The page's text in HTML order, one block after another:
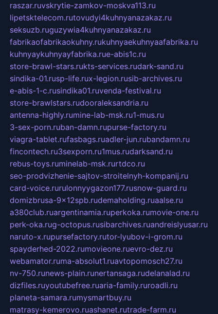
raszar.ruvskrytie-zamkov-moskva113.ru
lipetsktelecom.rutovudyi4kuhnyanazakaz.ru
seksuzb.ruguzywia4kuhnyanazakaz.ru
fabrikaofabrikaokuhny.rukuhnyaekuhnyaafabrika.ru
kuhnyaykuhnyayfabrika.rue-abis1c.ru
store-brawl-stars.rukts-services.rudark-sand.ru
sindika-01.rusp-life.rux-legion.rusib-archives.ru
e-abis-1-c.rusindika01.ruvenda-festival.ru
store-brawlstars.rudooraleksandria.ru
antenna-highly.rumine-lab-msk.ru1-mus.ru
3-sex-porn.ruban-damn.rupurse-factory.ru
viagra-tablet.rufasbags.ruadler-jun.rubandamn.ru
fincontech.ru3sexporn.ru1mus.rudarksand.ru
rebus-toys.ruminelab-msk.rurtdco.ru
seo-prodvizhenie-sajtov-stroitelnyh-kompanij.ru
card-voice.rurulonnyygazon177.rusnow-guard.ru
domizbrusa-9x12spb.rudemaholding.ruaalse.ru
a380club.ruargentinamia.ruperkoka.rumovie-one.ru
perk-oka.rug-octopus.rusibarchives.ruandreislyusar.ru
naruto-x.rupursefactory.rutor-lyubov-i-grom.ru
spayderhed-2022.rumovieone.ruevro-dez.ru
webamator.ruma-absolut1.ruavtopomosch27.ru
nv-750.runews-plain.runertansaga.rudelanalad.ru
dizfiles.ruyoutubefree.ruaria-family.ruroadli.ru
planeta-samara.rumysmartbuy.ru
matrasy-kemerovo.ruashanet.rutrade-farm.ru